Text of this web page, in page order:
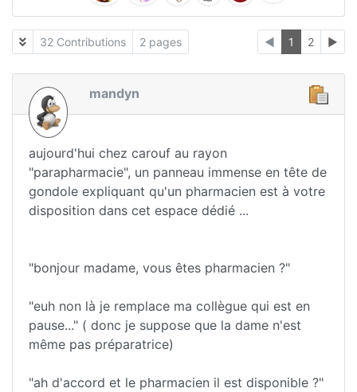
32 Contributions 2 pages ◄ 1 2 ►
mandyn
aujourd'hui chez carouf au rayon
"parapharmacie", un panneau immense en tête de
gondole expliquant qu'un pharmacien est à votre
disposition dans cet espace dédié ...
"bonjour madame, vous êtes pharmacien ?"
"euh non là je remplace ma collègue qui est en
pause..." ( donc je suppose que la dame n'est
même pas préparatrice)
"ah d'accord et le pharmacien il est disponible ?"